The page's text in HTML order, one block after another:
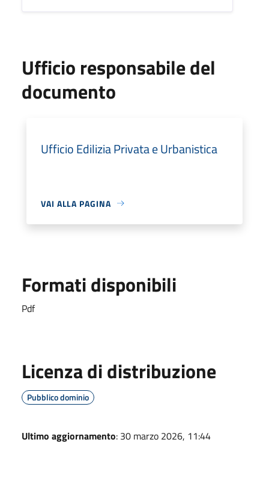
Ufficio responsabile del
documento
Ufficio Edilizia Privata e Urbanistica
VAI ALLA PAGINA
Formati disponibili
Pdf
Licenza di distribuzione
Pubblico dominio
Ultimo aggiornamento: 30 marzo 2026, 11:44